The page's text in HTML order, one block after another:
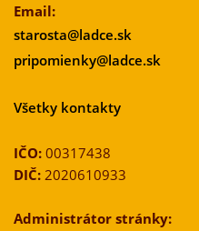
Email:
starosta@ladce.sk
pripomienky@ladce.sk
Všetky kontakty
IČO: 00317438
DIČ: 2020610933
Administrátor stránky: